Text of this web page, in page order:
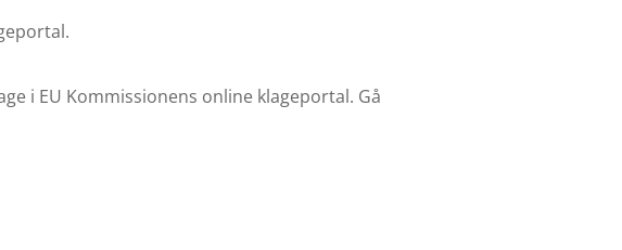
i EU Kommissionens online klageportal. Gå